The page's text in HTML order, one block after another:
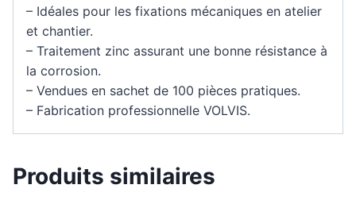
– Idéales pour les fixations mécaniques en atelier
et chantier.
– Traitement zinc assurant une bonne résistance à
la corrosion.
– Vendues en sachet de 100 pièces pratiques.
– Fabrication professionnelle VOLVIS.
Produits similaires